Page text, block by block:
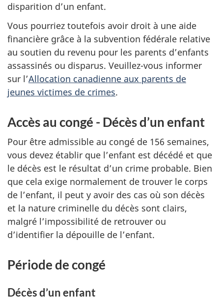
disparition d’un enfant.
Vous pourriez toutefois avoir droit à une aide
financière grâce à la subvention fédérale relative
au soutien du revenu pour les parents d’enfants
assassinés ou disparus. Veuillez-vous informer
sur l’Allocation canadienne aux parents de
jeunes victimes de crimes.
Accès au congé - Décès d’un enfant
Pour être admissible au congé de 156 semaines,
vous devez établir que l’enfant est décédé et que
le décès est le résultat d’un crime probable. Bien
que cela exige normalement de trouver le corps
de l’enfant, il peut y avoir des cas où son décès
et la nature criminelle du décès sont clairs,
malgré l’impossibilité de retrouver ou
d’identifier la dépouille de l’enfant.
Période de congé
Décès d’un enfant